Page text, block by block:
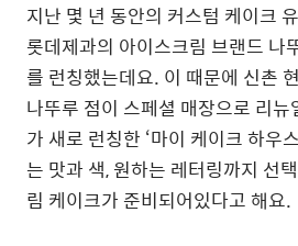
지난 몇 년 동안의 커스텀 케이크
롯데제과의 아이스크림 브랜드 나
를 런칭했는데요. 이 때문에 신촌
나뚜루 점이 스페셜 매장으로 리
가 새로 런칭한 ‘마이 케이크 하우
는 맛과 색, 원하는 레터링까지 선
림 케이크가 준비되어있다고 해요.